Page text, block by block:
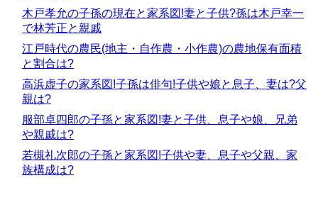
木戸孝允の子孫の現在と家系図!妻と子供?孫は木戸幸一
で林芳正と親戚
江戸時代の農民(地主・自作農・小作農)の農地保有面積
と割合は?
高浜虚子の家系図!子孫は俳句!子供や娘と息子、妻は?父
親は?
服部卓四郎の子孫と家系図!妻と子供、息子や娘、兄弟
や親戚は?
若槻礼次郎の子孫と家系図!子供や妻、息子や父親、家
族構成は?